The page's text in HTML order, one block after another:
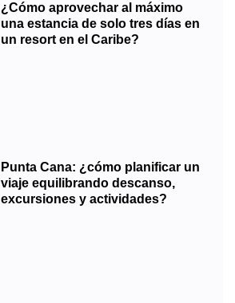
¿Cómo aprovechar al máximo
una estancia de solo tres días en
un resort en el Caribe?
Punta Cana: ¿cómo planificar un
viaje equilibrando descanso,
excursiones y actividades?